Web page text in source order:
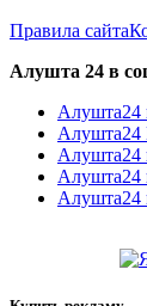
Правила сайта
Алушта 24 в
Алушта24
Алушта24
Алушта24
Алушта24
Алушта24